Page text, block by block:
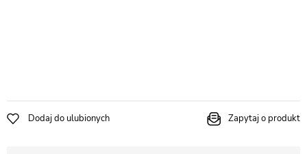
Dodaj do ulubionych Zapytaj o produkt